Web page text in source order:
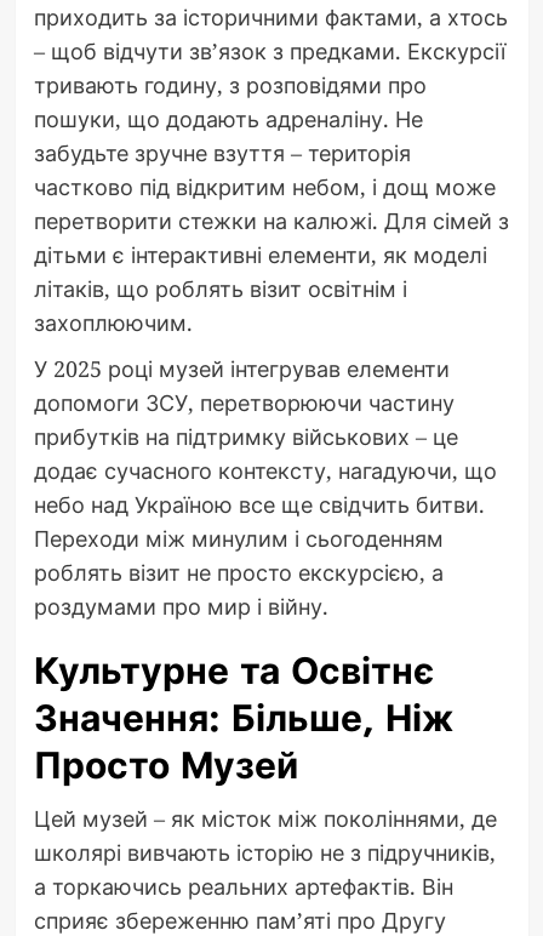
приходить за історичними фактами, а хтось
– щоб відчути зв’язок з предками. Екскурсії
тривають годину, з розповідями про
пошуки, що додають адреналіну. Не
забудьте зручне взуття – територія
частково під відкритим небом, і дощ може
перетворити стежки на калюжі. Для сімей з
дітьми є інтерактивні елементи, як моделі
літаків, що роблять візит освітнім і
захоплюючим.
У 2025 році музей інтегрував елементи
допомоги ЗСУ, перетворюючи частину
прибутків на підтримку військових – це
додає сучасного контексту, нагадуючи, що
небо над Україною все ще свідчить битви.
Переходи між минулим і сьогоденням
роблять візит не просто екскурсією, а
роздумами про мир і війну.
Культурне та Освітнє
Значення: Більше, Ніж
Просто Музей
Цей музей – як місток між поколіннями, де
школярі вивчають історію не з підручників,
а торкаючись реальних артефактів. Він
сприяє збереженню пам’яті про Другу